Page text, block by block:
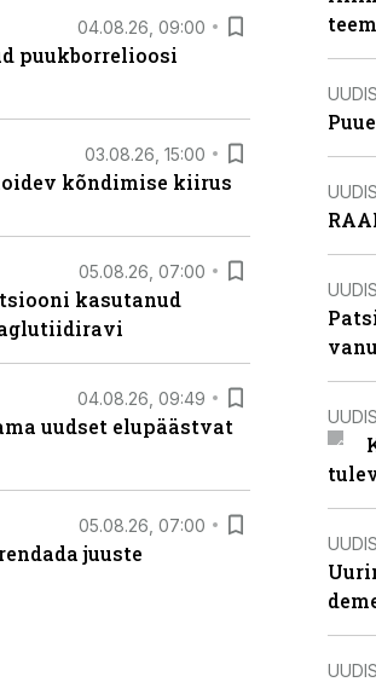
04.08.26, 09:00
puukborrelioosi
03.08.26, 15:00
kõndimise kiirus
05.08.26, 07:00
kasutanud
04.08.26, 09:49
uudset elupäästvat
05.08.26, 07:00
juuste